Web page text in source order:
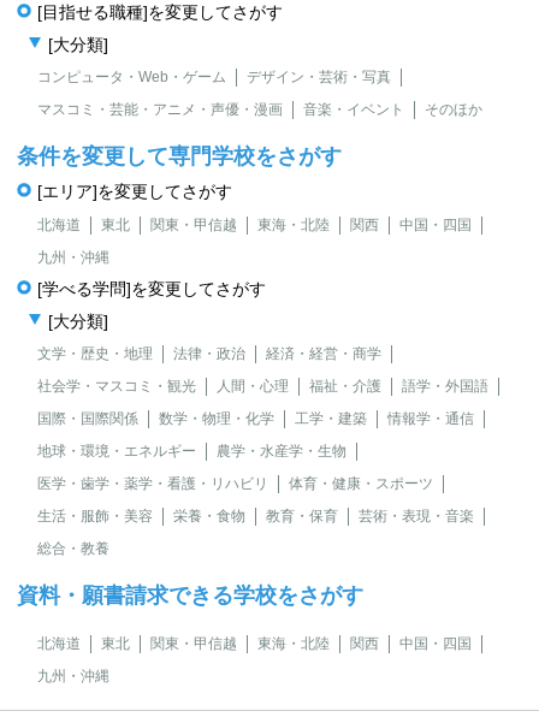
[目指せる職種]を変更してさがす
[大分類]
コンピュータ・Web・ゲーム
デザイン・芸術・写真
マスコミ・芸能・アニメ・声優・漫画
音楽・イベント そのほか
条件を変更して専門学校をさがす
[エリア]を変更してさがす
北海道 東北 関東・甲信越 東海・北陸 関西
中国・四国
九州・沖縄
[学べる学問]を変更してさがす
[大分類]
文学・歴史・地理 法律・政治
経済・経営・商学
社会学・マスコミ・観光
人間・心理 福祉・介護
語学・外国語
国際・国際関係
数学・物理・化学 工学・建築
情報学・通信
地球・環境・エネルギー
農学・水産学・生物
医学・歯学・薬学・看護・リハビリ
体育・健康・スポーツ
生活・服飾・美容
栄養・食物 教育・保育
芸術・表現・音楽
総合・教養
資料・願書請求できる学校をさがす
北海道 東北 関東・甲信越 東海・北陸 関西
中国・四国
九州・沖縄